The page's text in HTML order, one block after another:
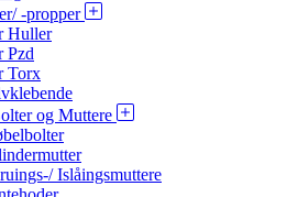
-propper
Huller
Pzd
Torx
og Muttere
Islåingsmuttere